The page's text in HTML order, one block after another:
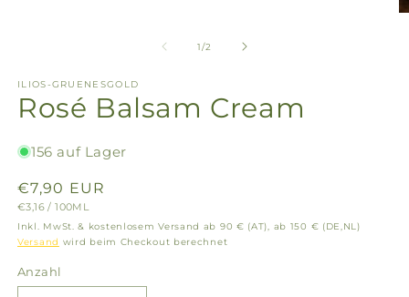
1/von
2
ILIOS-GRUENESGOLD
Rosé Balsam Cream
156 auf Lager
Normaler
Preis
€7,90 EUR
GRUNDPREIS
€3,16 / PRO
100ML
Inkl. MwSt. & kostenlosem Versand ab 90 € (AT), ab 150 € (DE,NL)
Versand wird beim Checkout berechnet
Anzahl